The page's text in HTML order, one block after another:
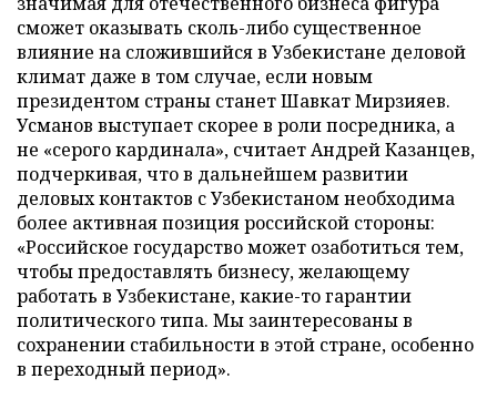
сможет оказывать сколь-либо существенное
влияние на сложившийся в Узбекистане деловой
климат даже в том случае, если новым
президентом страны станет Шавкат Мирзияев.
Усманов выступает скорее в роли посредника, а
не «серого кардинала», считает Андрей Казанцев,
подчеркивая, что в дальнейшем развитии
деловых контактов с Узбекистаном необходима
более активная позиция российской стороны:
«Российское государство может озаботиться тем,
чтобы предоставлять бизнесу, желающему
работать в Узбекистане, какие-то гарантии
политического типа. Мы заинтересованы в
сохранении стабильности в этой стране, особенно
в переходный период».